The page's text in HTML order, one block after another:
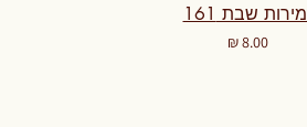
שבת 161
מחיר‏8.00 ‏₪